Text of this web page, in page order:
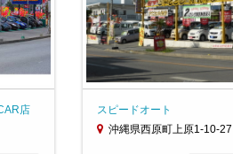
店
スピードオート
沖縄県西原町上原1-10-27